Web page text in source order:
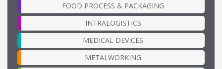
FOOD PROCESS & PACKAGING
INTRALOGISTICS
MEDICAL DEVICES
METALWORKING